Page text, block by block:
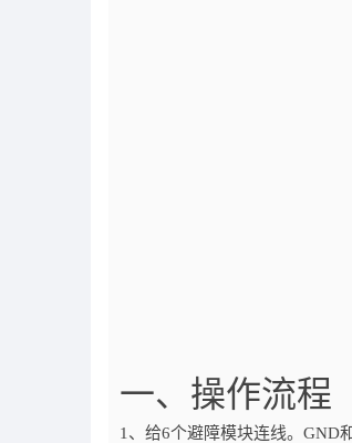
一、操作流程
1、给6个避障模块连线。GND